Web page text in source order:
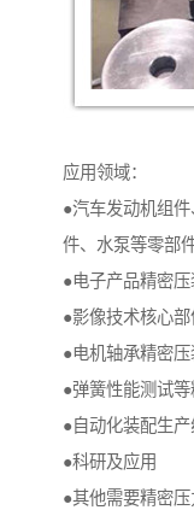
应用领域：
●汽车发动机组
件、水泵等零部
●电子产品精密压
●影像技术核心
●电机轴承精密压
●弹簧性能测试
●自动化装配生产
●科研及应用
●其他需要精密